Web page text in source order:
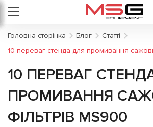
Головна сторінка Блог
Статті
10 переваг стенда для промивання
10 ПЕРЕВАГ
ПРОМИВАННЯ
ФІЛЬТРІВ MS900